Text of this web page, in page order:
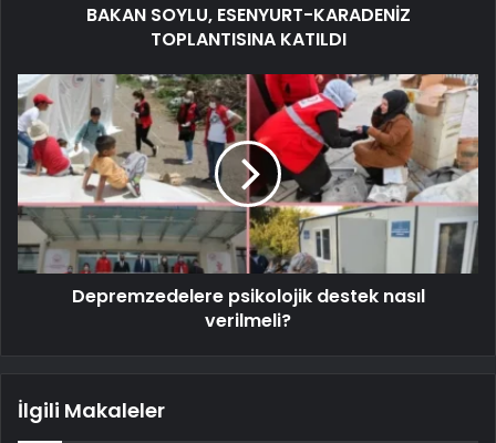
BAKAN SOYLU, ESENYURT-KARADENİZ
TOPLANTISINA KATILDI
Depremzedelere psikolojik destek nasıl
verilmeli?
İlgili Makaleler